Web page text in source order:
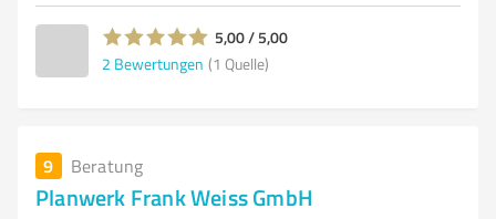
5,00 / 5,00
2 Bewertungen (1 Quelle)
9 Beratung
Planwerk Frank Weiss GmbH